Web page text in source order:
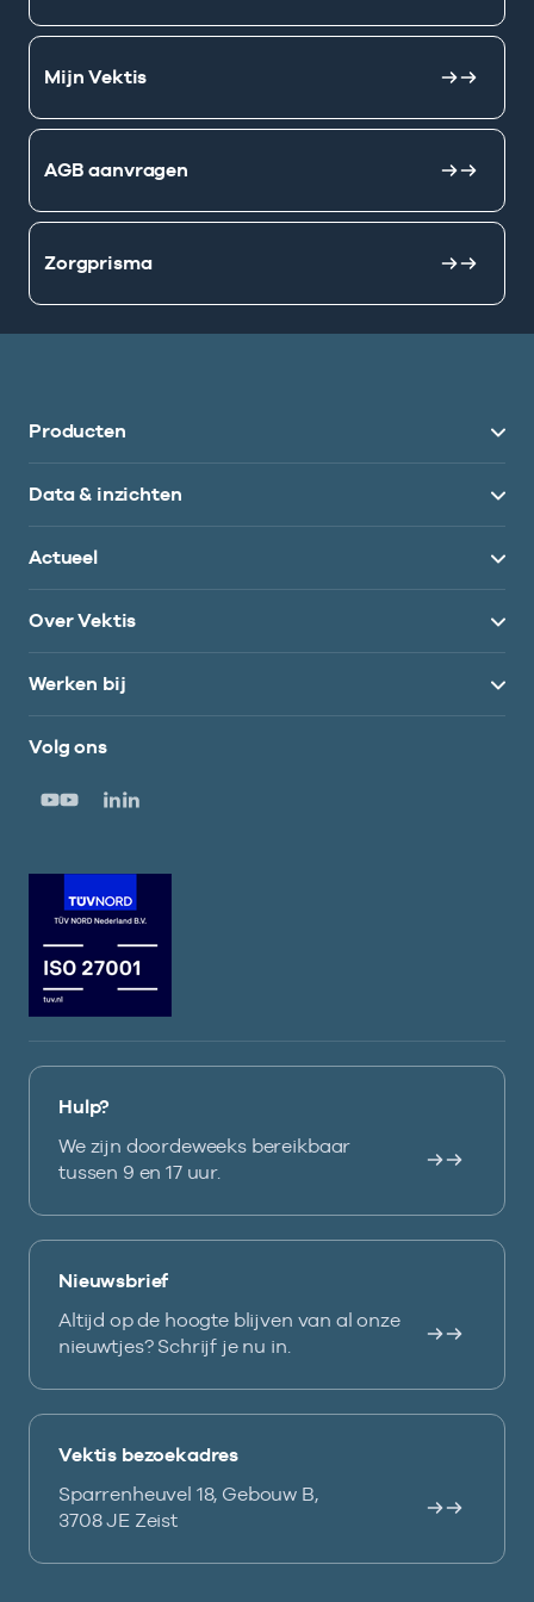
Mijn Vektis
AGB aanvragen
Zorgprisma
Producten
Data & inzichten
Actueel
Over Vektis
Werken bij
Volg ons
Hulp?
We zijn doordeweeks bereikbaar
tussen 9 en 17 uur.
Nieuwsbrief
Altijd op de hoogte blijven van al onze
nieuwtjes? Schrijf je nu in.
Vektis bezoekadres
Sparrenheuvel 18, Gebouw B,
3708 JE Zeist